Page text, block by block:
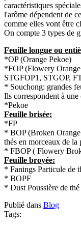
caractéristiques
l'arôme dépendent de
comme elles vont être
On compte 3 types de
Feuille longue ou
*OP (Orange Pekoe)
*FOP (Flowery
STGFOP1, STGOP,
* Souchong: grandes
Ils correspondent à
*Pekoe
Feuille brisée:
*FP
* BOP (Broken
thés en morceaux de la
* FBOP ( Flowery
Feuille broyée:
* Fanings Particule de
* BOPF
* Dust Poussière de thé
Publié dans Blog
Tags: